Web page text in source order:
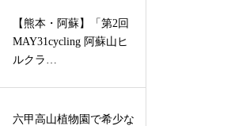
【熊本・阿蘇】「第2回
MAY31cycling 阿蘇山ヒ
ルクラ…
六甲高山植物園で希少な